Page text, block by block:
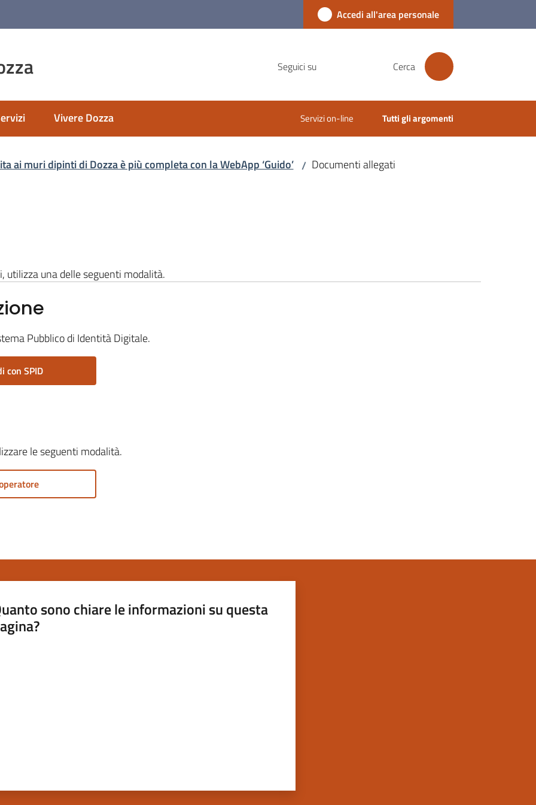
Accedi all'area personale
Seguici su Cerca
Vivere Dozza Servizi on-line Tutti gli argomenti
ai muri dipinti di Dozza è più completa con la WebApp ‘Guido’ / Documenti allegati
utilizza una delle seguenti modalità.
Pubblico di Identità Digitale.
con SPID
le seguenti modalità.
sono chiare le informazioni su questa